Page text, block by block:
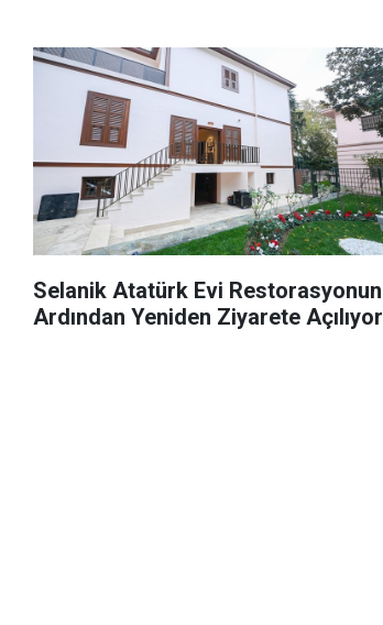
Selanik Atatürk Evi Restorasyonun
Ardından Yeniden Ziyarete Açılıyor